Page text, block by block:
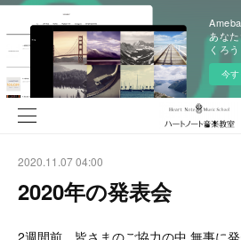
あな
くろう
今
2020.11.07 04:00
2020年の発表会
2週間前、皆さまのご協力の中 無事に